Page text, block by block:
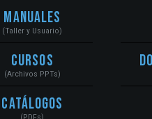
Manuales
(Taller y Usuario)
Cursos
(Archivos PPTs)
Catálogos